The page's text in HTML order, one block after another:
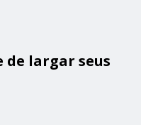
de largar seus